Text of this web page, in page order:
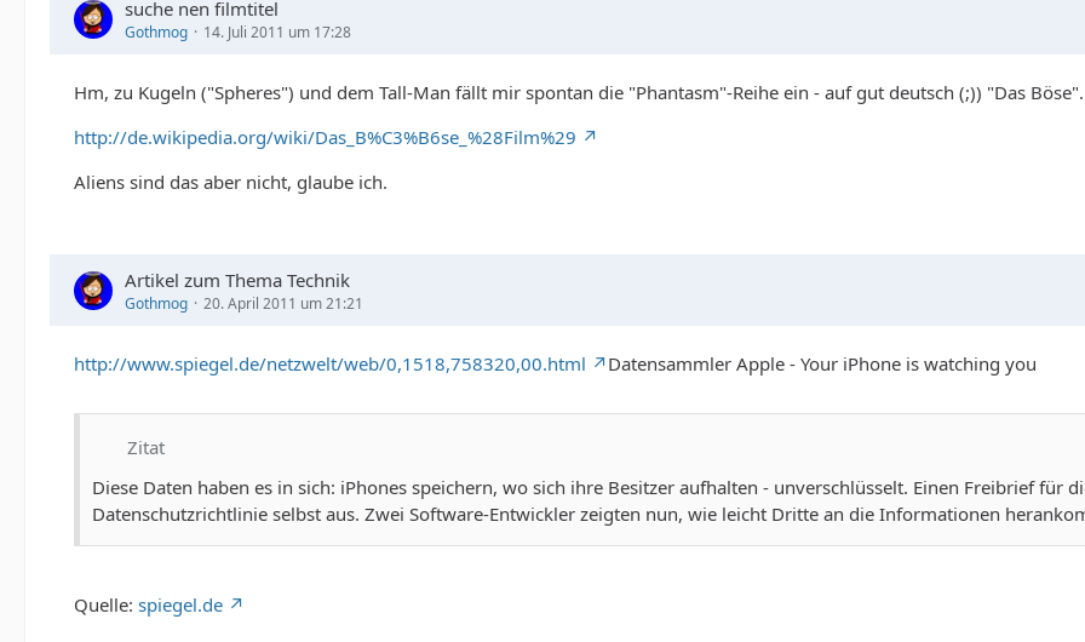
suche nen filmtitel
Gothmog 14. Juli 2011 um 17:28
Hm, zu Kugeln ("Spheres") und dem Tall-Man fällt mir spontan die "Phantasm"-Reihe ein - auf gut deutsch (;)) "Das Böse".
http://de.wikipedia.org/wiki/Das_B%C3%B6se_%28Film%29
Aliens sind das aber nicht, glaube ich.
Artikel zum Thema Technik
Gothmog 20. April 2011 um 21:21
http://www.spiegel.de/netzwelt/web/0,1518,758320,00.html Datensammler Apple - Your iPhone is watching you
Zitat
Diese Daten haben es in sich: iPhones speichern, wo sich ihre Besitzer aufhalten - unverschlüsselt. Einen Freibrief für
Datenschutzrichtlinie selbst aus. Zwei Software-Entwickler zeigten nun, wie leicht Dritte an die Informationen
Quelle: spiegel.de